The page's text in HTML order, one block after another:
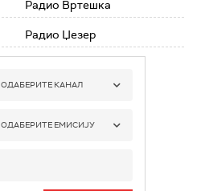
Радио Вртешка
Радио Џезер
ОДАБЕРИТЕ КАНАЛ
РАДИО БЕОГРАД 1
ОДАБЕРИТЕ ЕМИСИЈУ